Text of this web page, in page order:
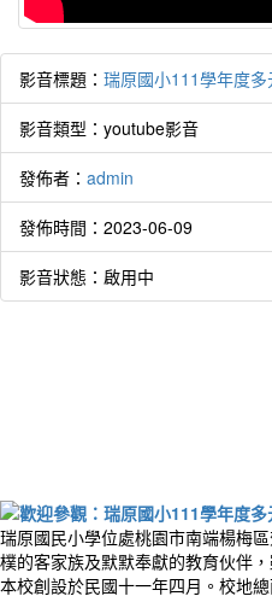
影音標題： 瑞原國小111學年度
影音類型：youtube影音
發佈者： admin
發佈時間：2023-06-09
影音狀態：啟用中
瑞原國民小學位處桃園市南端楊梅
樸的客家族及默默奉獻的教育伙伴
本校創設於民國十一年四月。校地